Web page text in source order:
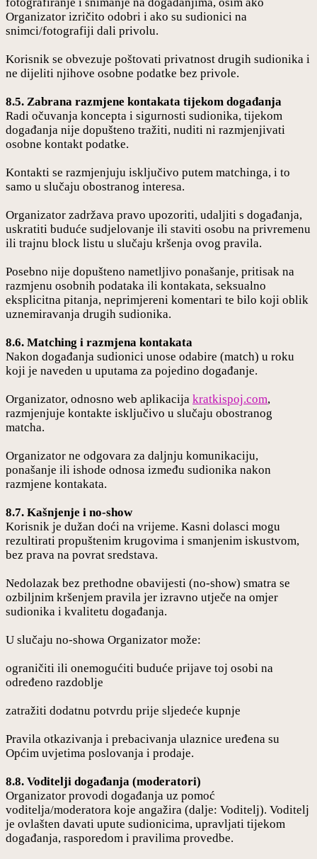
Organizator izričito odobri i ako su sudionici na
snimci/fotografiji dali privolu.
Korisnik se obvezuje poštovati privatnost drugih sudionika i
ne dijeliti njihove osobne podatke bez privole.
8.5. Zabrana razmjene kontakata tijekom događanja
Radi očuvanja koncepta i sigurnosti sudionika, tijekom
događanja nije dopušteno tražiti, nuditi ni razmjenjivati
osobne kontakt podatke.
Kontakti se razmjenjuju isključivo putem matchinga, i to
samo u slučaju obostranog interesa.
Organizator zadržava pravo upozoriti, udaljiti s događanja,
uskratiti buduće sudjelovanje ili staviti osobu na privremenu
ili trajnu block listu u slučaju kršenja ovog pravila.
Posebno nije dopušteno nametljivo ponašanje, pritisak na
razmjenu osobnih podataka ili kontakata, seksualno
eksplicitna pitanja, neprimjereni komentari te bilo koji oblik
uznemiravanja drugih sudionika.
8.6. Matching i razmjena kontakata
Nakon događanja sudionici unose odabire (match) u roku
koji je naveden u uputama za pojedino događanje.
Organizator, odnosno web aplikacija kratkispoj.com,
razmjenjuje kontakte isključivo u slučaju obostranog
matcha.
Organizator ne odgovara za daljnju komunikaciju,
ponašanje ili ishode odnosa između sudionika nakon
razmjene kontakata.
8.7. Kašnjenje i no-show
Korisnik je dužan doći na vrijeme. Kasni dolasci mogu
rezultirati propuštenim krugovima i smanjenim iskustvom,
bez prava na povrat sredstava.
Nedolazak bez prethodne obavijesti (no-show) smatra se
ozbiljnim kršenjem pravila jer izravno utječe na omjer
sudionika i kvalitetu događanja.
U slučaju no-showa Organizator može:
ograničiti ili onemogućiti buduće prijave toj osobi na
određeno razdoblje
zatražiti dodatnu potvrdu prije sljedeće kupnje
Pravila otkazivanja i prebacivanja ulaznice uređena su
Općim uvjetima poslovanja i prodaje.
8.8. Voditelji događanja (moderatori)
Organizator provodi događanja uz pomoć
voditelja/moderatora koje angažira (dalje: Voditelj). Voditelj
je ovlašten davati upute sudionicima, upravljati tijekom
događanja, rasporedom i pravilima provedbe.